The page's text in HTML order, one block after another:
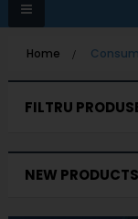
navigation
Home >
FILTRU
NEW PRODUCTS